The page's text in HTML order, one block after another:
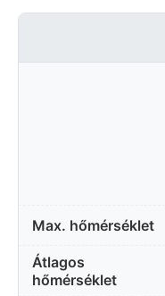
Max. hőmérséklet
Átlagos
hőmérséklet